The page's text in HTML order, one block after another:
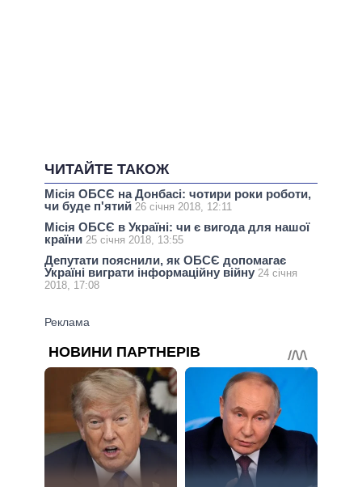
ЧИТАЙТЕ ТАКОЖ
Місія ОБСЄ на Донбасі: чотири роки роботи,
чи буде п'ятий 26 січня 2018, 12:11
Місія ОБСЄ в Україні: чи є вигода для нашої
країни 25 січня 2018, 13:55
Депутати пояснили, як ОБСЄ допомагає
Україні виграти інформаційну війну 24 січня
2018, 17:08